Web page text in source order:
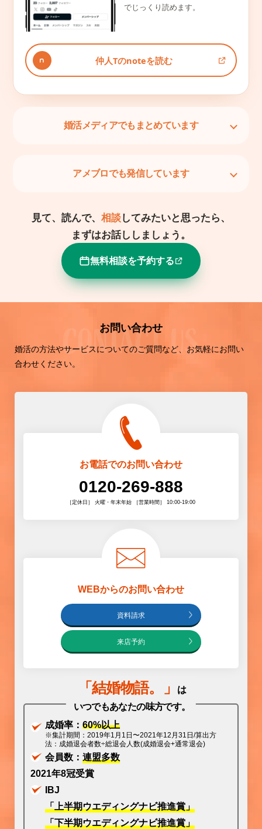
でじっくり読めます。
仲人Tのnoteを読む
婚活メディアでもまとめています
アメブロでも発信しています
見て、読んで、 相談してみたいと思ったら、
まずはお話ししましょう。
無料相談を予約する
お問い合わせ
婚活の方法やサービスについてのご質問など、お気軽にお問い
合わせください。
お電話でのお問い合わせ
0120-269-888
［定休日］ 火曜・年末年始 ［営業時間］ 10:00-19:00
WEBからのお問い合わせ
資料請求
来店予約
「 結婚物語。」
は
いつでもあなたの味方です。
成婚率： 60%以上
※集計期間：2019年1月1日〜2021年12月31日/算出方
法：成婚退会者数÷総退会人数(成婚退会+通常退会)
会員数： 連盟多数
2021年8冠受賞
IBJ
「上半期ウエディングナビ推進賞」
「下半期ウエディングナビ推進賞」